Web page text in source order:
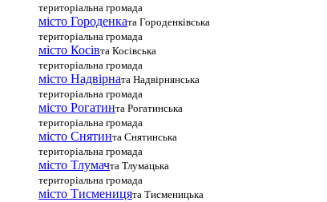
територіальна громада
місто Городенката Городенківська
територіальна громада
місто Косівта Косівська
територіальна громада
місто Надвірната Надвірнянська
територіальна громада
місто Рогатинта Рогатинська
територіальна громада
місто Снятинта Снятинська
територіальна громада
місто Тлумачта Тлумацька
територіальна громада
місто Тисменицята Тисменицька